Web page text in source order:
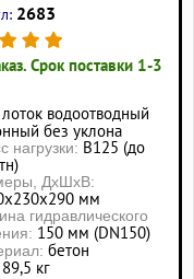
2683
Срок поставки 1-3
лоток водоотводный
без уклона
нагрузки: В125 (до
ДхШхВ:
мм
гидравлического
150 мм (DN150)
бетон
89,5 кг